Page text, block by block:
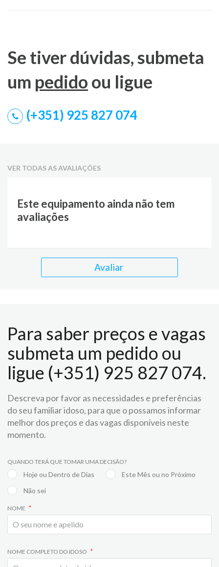
Se tiver dúvidas, submeta
um pedido ou ligue
(+351) 925 827 074
VER TODAS AS AVALIAÇÕES
Este equipamento ainda não tem
avaliações
Avaliar
Para saber preços e vagas
submeta um pedido ou
ligue (+351) 925 827 074.
Descreva por favor as necessidades e preferências
do seu familiar idoso, para que o possamos informar
melhor dos preços e das vagas disponíveis neste
momento.
QUANDO TERÁ QUE TOMAR UMA DECISÃO?
Hoje ou Dentro de Dias
Este Mês ou no Próximo
Não sei
NOME
NOME COMPLETO DO IDOSO